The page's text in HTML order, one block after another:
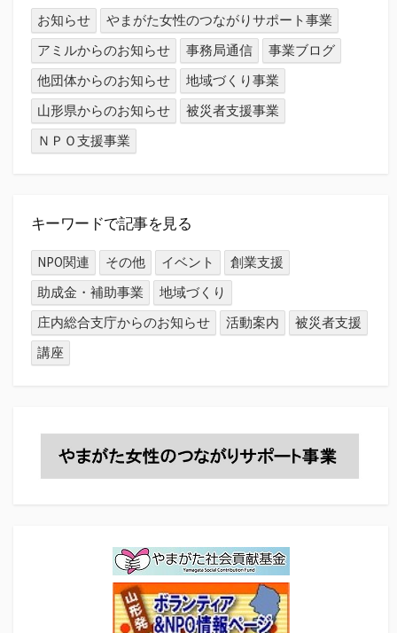
お知らせ
やまがた女性のつながりサポート事業
アミルからのお知らせ
事務局通信
事業ブログ
他団体からのお知らせ
地域づくり事業
山形県からのお知らせ
被災者支援事業
ＮＰＯ支援事業
キーワードで記事を見る
NPO関連 その他 イベント
創業支援
助成金・補助事業
地域づくり
庄内総合支庁からのお知らせ
活動案内
被災者支援
講座